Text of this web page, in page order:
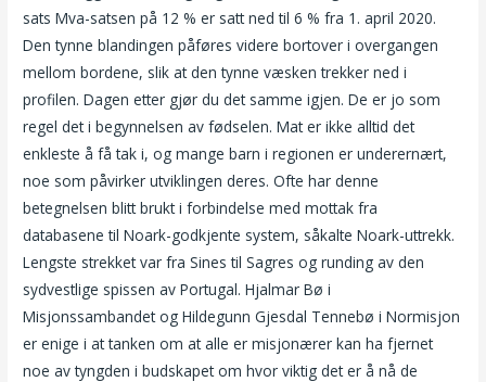
sats Mva-satsen på 12 % er satt ned til 6 % fra 1. april 2020.
Den tynne blandingen påføres videre bortover i overgangen
mellom bordene, slik at den tynne væsken trekker ned i
profilen. Dagen etter gjør du det samme igjen. De er jo som
regel det i begynnelsen av fødselen. Mat er ikke alltid det
enkleste å få tak i, og mange barn i regionen er underernært,
noe som påvirker utviklingen deres. Ofte har denne
betegnelsen blitt brukt i forbindelse med mottak fra
databasene til Noark-godkjente system, såkalte Noark-uttrekk.
Lengste strekket var fra Sines til Sagres og runding av den
sydvestlige spissen av Portugal. Hjalmar Bø i
Misjonssambandet og Hildegunn Gjesdal Tennebø i Normisjon
er enige i at tanken om at alle er misjonærer kan ha fjernet
noe av tyngden i budskapet om hvor viktig det er å nå de